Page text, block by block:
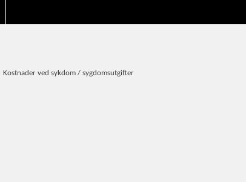
Kostnader ved sykdom / sygdomsutgifter